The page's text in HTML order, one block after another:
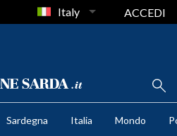
Italy ACCEDI
Sardegna Italia Mondo